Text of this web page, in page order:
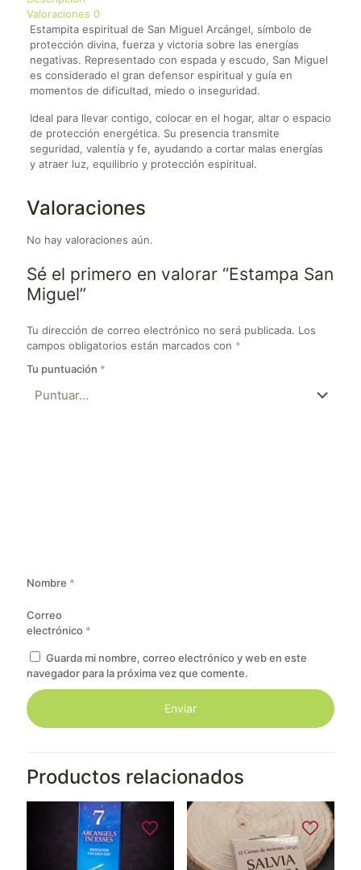
Valoraciones 0
Estampita espiritual de San Miguel Arcángel, símbolo de
protección divina, fuerza y victoria sobre las energías
negativas. Representado con espada y escudo, San Miguel
es considerado el gran defensor espiritual y guía en
momentos de dificultad, miedo o inseguridad.
Ideal para llevar contigo, colocar en el hogar, altar o espacio
de protección energética. Su presencia transmite
seguridad, valentía y fe, ayudando a cortar malas energías
y atraer luz, equilibrio y protección espiritual.
Valoraciones
No hay valoraciones aún.
Sé el primero en valorar “Estampa San
Miguel”
Tu dirección de correo electrónico no será publicada. Los
campos obligatorios están marcados con *
Tu puntuación *
Nombre *
Correo
electrónico *
Guarda mi nombre, correo electrónico y web en este
navegador para la próxima vez que comente.
Productos relacionados